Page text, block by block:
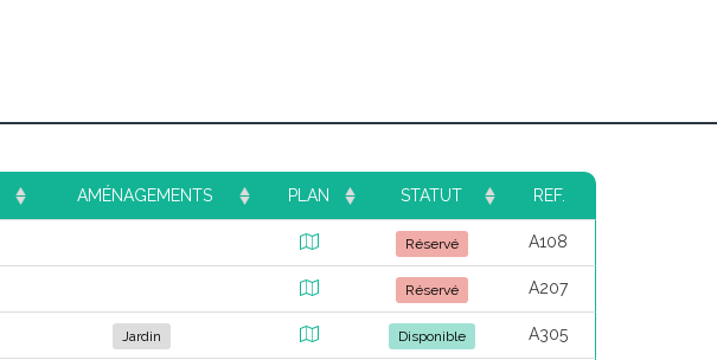
AMÉNAGEMENTS PLAN STATUT REF.
Réservé A108
Réservé A207
Jardin Disponible A305